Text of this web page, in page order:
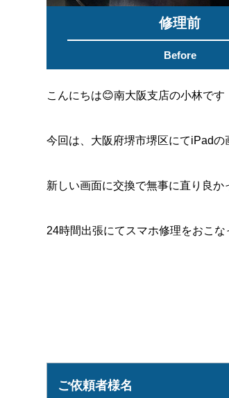
修理前
Before
こんにちは😊南大阪支店の小林です
今回は、大阪府堺市堺区にてiPadの
新しい画面に交換で無事に直り良か
24時間出張にてスマホ修理をおこ
ご依頼者様名